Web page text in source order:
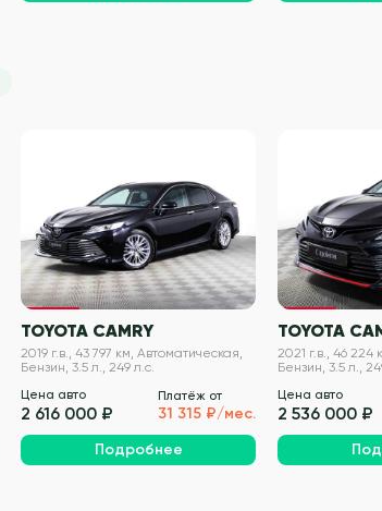
VIN проверен
TOYOTA CAMRY
2019 г.в., 43 797 км, Автоматическая,
Бензин, 3.5 л., 249 л.с.
Цена авто
2 616 000 ₽
Платёж от
31 315 ₽/мес.
Подробнее
TOYOTA
2021 г.в., 46 224
Бензин, 3.5 л.,
Цена авто
2 536 000 ₽